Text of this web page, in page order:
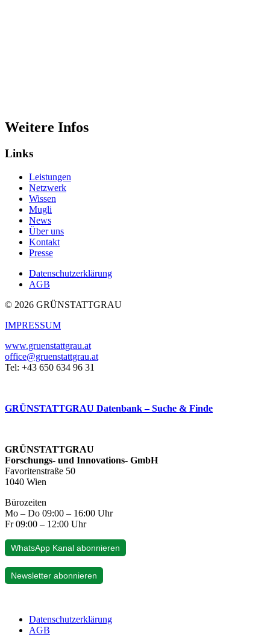
Weitere Infos
Links
Leistungen
Netzwerk
Wissen
Mugli
News
Über uns
Kontakt
Presse
Datenschutzerklärung
AGB
© 2026 GRÜNSTATTGRAU
IMPRESSUM
www.gruenstattgrau.at
office@gruenstattgrau.at
Tel: +43 650 634 96 31
GRÜNSTATTGRAU Datenbank – Suche & Finde
GRÜNSTATTGRAU
Forschungs- und Innovations- GmbH
Favoritenstraße 50
1040 Wien
Bürozeiten
Mo – Do 09:00 – 16:00 Uhr
Fr 09:00 – 12:00 Uhr
WhatsApp Kanal abonnieren
Newsletter abonnieren
Datenschutzerklärung
AGB